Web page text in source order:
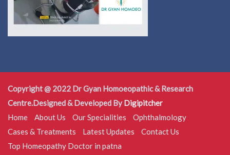
Copyright @ 2022 Dr Gyan Homoeopathic & Research
Centre.Designed & Developed By Digipitcher
Home
About Us Our Specialities
Ophthalmology
Cases & Treatments
Latest Updates
Contact Us
Top Homeopathy Doctor in patna